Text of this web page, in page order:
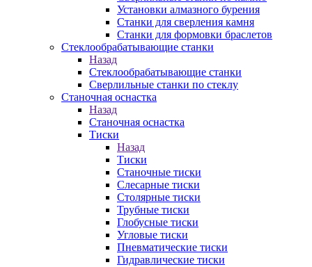
Установки алмазного бурения
Станки для сверления камня
Станки для формовки браслетов
Стеклообрабатывающие станки
Назад
Стеклообрабатывающие станки
Сверлильные станки по стеклу
Станочная оснастка
Назад
Станочная оснастка
Тиски
Назад
Тиски
Станочные тиски
Слесарные тиски
Столярные тиски
Трубные тиски
Глобусные тиски
Угловые тиски
Пневматические тиски
Гидравлические тиски